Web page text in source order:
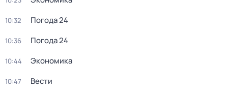
10:32 Погода 24
10:36 Погода 24
10:44 Экономика
10:47 Вести